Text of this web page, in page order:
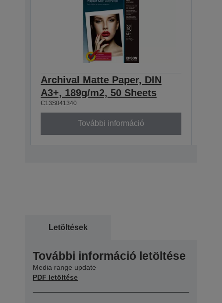
Archival Matte Paper, DIN
A3+, 189g/m2, 50 Sheets
C13S041340
További információ
Letöltések
További információ letöltése
Media range update
PDF letöltése